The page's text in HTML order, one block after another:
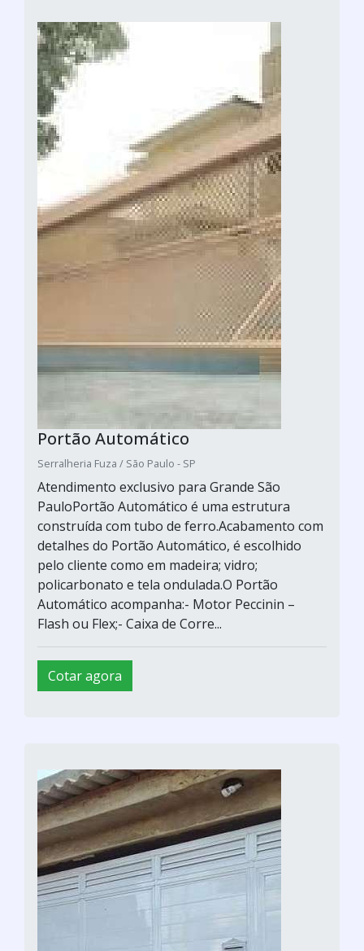
Portão Automático
Serralheria Fuza / São Paulo - SP
Atendimento exclusivo para Grande São
PauloPortão Automático é uma estrutura
construída com tubo de ferro.Acabamento com
detalhes do Portão Automático, é escolhido
pelo cliente como em madeira; vidro;
policarbonato e tela ondulada.O Portão
Automático acompanha:- Motor Peccinin –
Flash ou Flex;- Caixa de Corre...
Cotar agora